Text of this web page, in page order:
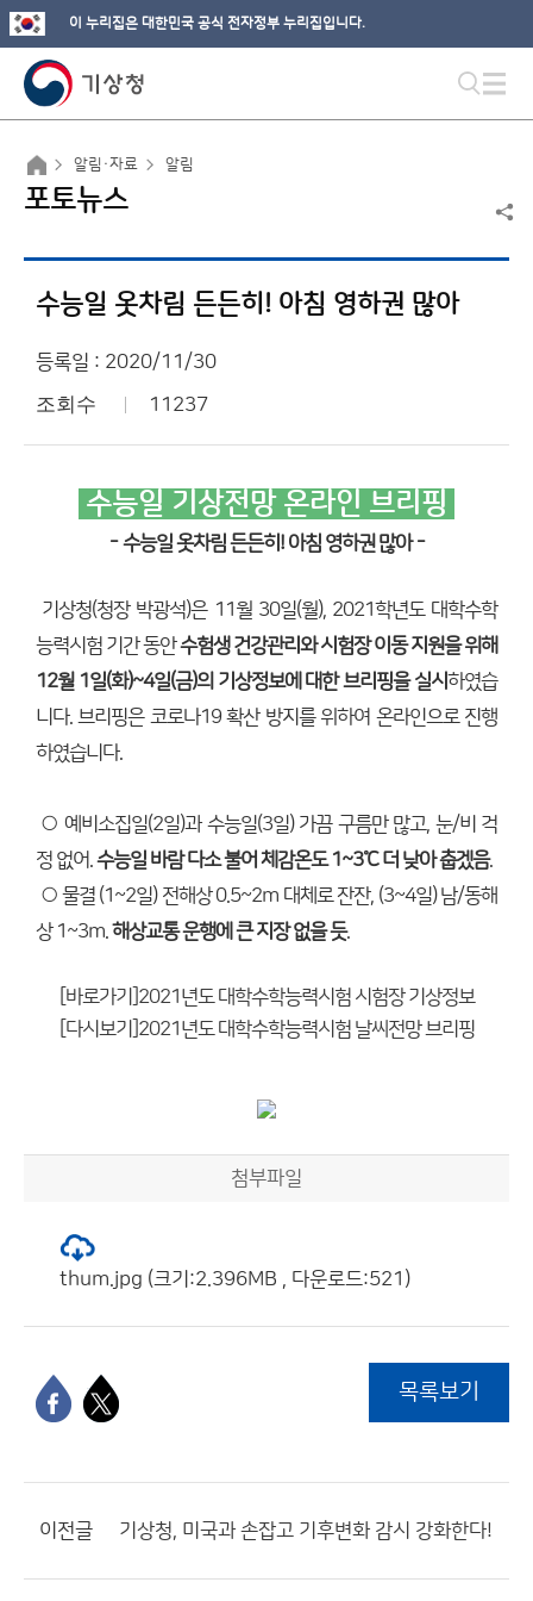
이 누리집은 대한민국 공식 전자정부 누리집입니다.
알림·자료 알림
포토뉴스
수능일 옷차림 든든히! 아침 영하권 많아
등록일 : 2020/11/30
조회수 11237
수능일 기상전망 온라인 브리핑
-수능일 옷차림 든든히! 아침 영하권 많아-
기상청(청장 박광석)은 11월 30일(월), 2021학년도 대학수학
능력시험 기간 동안수험생 건강관리와 시험장 이동 지원을 위해
12월 1일(화)~4일(금)의 기상정보에 대한 브리핑을 실시하였습
니다. 브리핑은 코로나19 확산 방지를 위하여 온라인으로 진행
하였습니다.
○ 예비소집일(2일)과 수능일(3일) 가끔 구름만 많고, 눈/비 걱
정 없어.수능일 바람 다소 불어 체감온도 1~3℃ 더 낮아 춥겠음.
○ 물결 (1~2일) 전해상 0.5~2m 대체로 잔잔, (3~4일) 남/동해
상 1~3m.해상교통 운행에 큰 지장 없을 듯.
[바로가기]2021년도 대학수학능력시험 시험장 기상정보
[다시보기]2021년도 대학수학능력시험 날씨전망 브리핑
첨부파일
thum.jpg (크기:2.396MB , 다운로드:521)
목록보기
이전글 기상청, 미국과 손잡고 기후변화 감시 강화한다!